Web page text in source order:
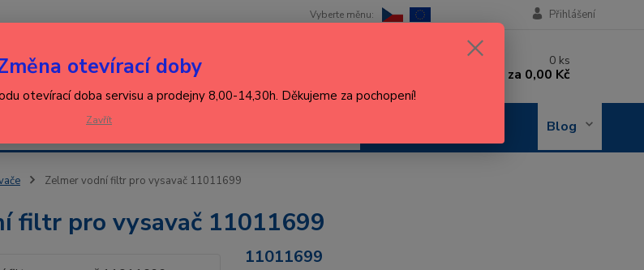
KONTAKT Blog
Přihlášení
Hledat 0 ks
za 0,00 Kč
Zelmer vodní filtr pro vysavač 11011699
filtr pro vysavač 11011699
11011699
otevírací doby
otevírací doba servisu a prodejny 8,00-14,30h. Děkujeme za pochopení!
Zavřít